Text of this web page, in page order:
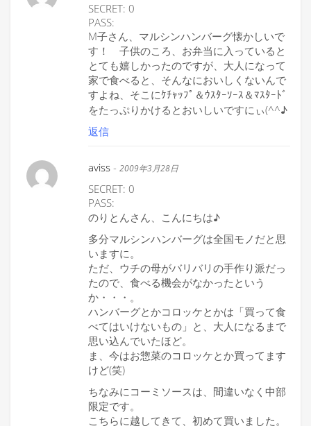
SECRET: 0
PASS:
M子さん、マルシンハンバーグ懐かしいで
す！ 子供のころ、お弁当に入っていると
とても嬉しかったのですが、大人になって
家で食べると、そんなにおいしくないんで
すよね、そこにｹﾁｬｯﾌﾟ＆ｳｽﾀｰｿｰｽ＆ﾏｽﾀｰﾄﾞ
をたっぷりかけるとおいしいですにぃ(^^♪
返信
aviss - 2009年3月28日
SECRET: 0
PASS:
のりとんさん、こんにちは♪
多分マルシンハンバーグは全国モノだと思
いますに。
ただ、ウチの母がバリバリの手作り派だっ
たので、食べる機会がなかったという
か・・・。
ハンバーグとかコロッケとかは「買って食
べてはいけないもの」と、大人になるまで
思い込んでいたほど。
ま、今はお惣菜のコロッケとか買ってます
けど(笑)
ちなみにコーミソースは、間違いなく中部
限定です。
こちらに越してきて、初めて買いました。